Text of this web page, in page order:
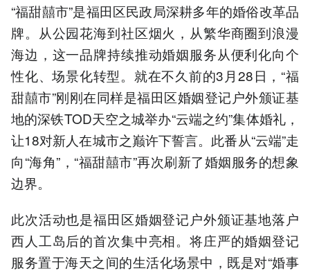
“福甜囍市”是福田区民政局深耕多年的婚俗改革品
牌。从公园花海到社区烟火，从繁华商圈到浪漫
海边，这一品牌持续推动婚姻服务从便利化向个
性化、场景化转型。就在不久前的3月28日，“福
甜囍市”刚刚在同样是福田区婚姻登记户外颁证基
地的深铁TOD天空之城举办“云端之约”集体婚礼，
让18对新人在城市之巅许下誓言。此番从“云端”走
向“海角”，“福甜囍市”再次刷新了婚姻服务的想象
边界。
此次活动也是福田区婚姻登记户外颁证基地落户
西人工岛后的首次集中亮相。将庄严的婚姻登记
服务置于海天之间的生活化场景中，既是对“婚事